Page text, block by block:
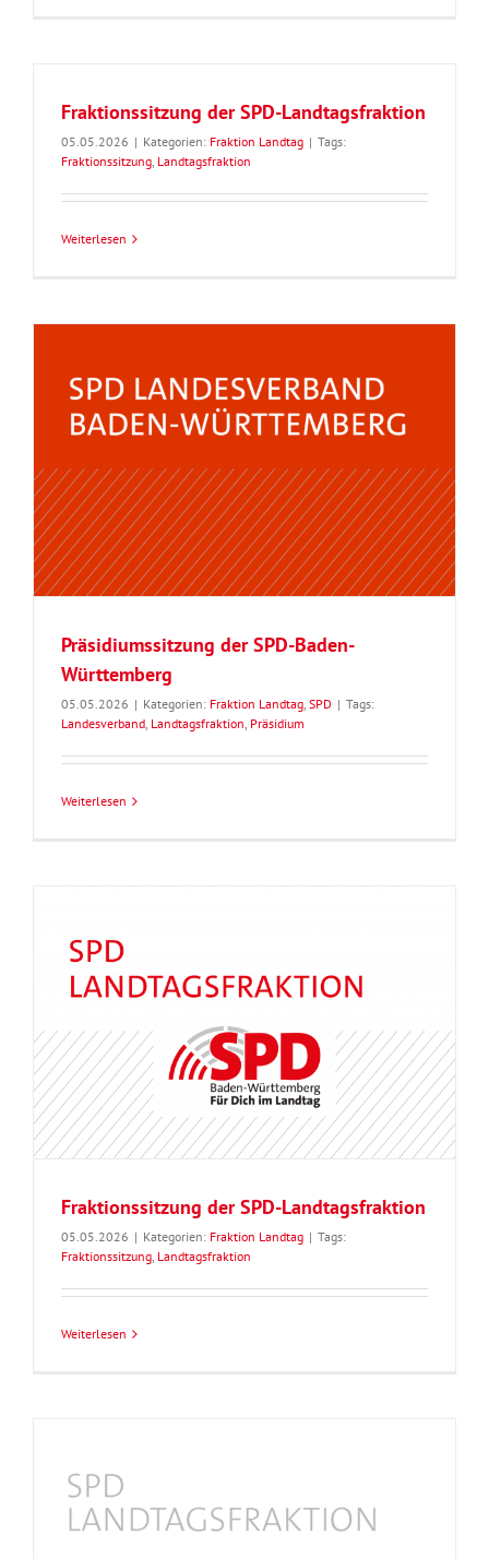
Fraktionssitzung der SPD-Landtagsfraktion
05.05.2026 | Kategorien: Fraktion Landtag | Tags:
Fraktionssitzung, Landtagsfraktion
Weiterlesen
Präsidiumssitzung der SPD-Baden-
Württemberg
05.05.2026 | Kategorien: Fraktion Landtag, SPD | Tags:
Landesverband, Landtagsfraktion, Präsidium
Weiterlesen
Fraktionssitzung der SPD-Landtagsfraktion
05.05.2026 | Kategorien: Fraktion Landtag | Tags:
Fraktionssitzung, Landtagsfraktion
Weiterlesen